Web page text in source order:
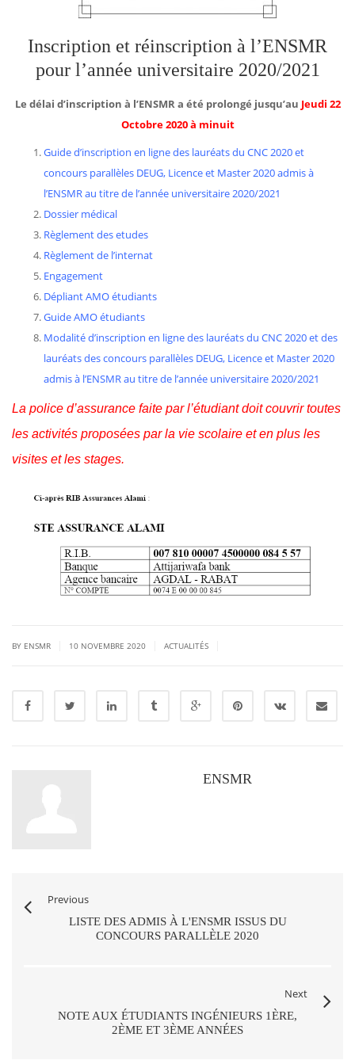
Inscription et réinscription à l’ENSMR
pour l’année universitaire 2020/2021
Le délai d’inscription à l’ENSMR a été prolongé jusqu’au Jeudi 22
Octobre 2020 à minuit
Guide d’inscription en ligne des lauréats du CNC 2020 et
concours parallèles DEUG, Licence et Master 2020 admis à
l’ENSMR au titre de l’année universitaire 2020/2021
Dossier médical
Règlement des etudes
Règlement de l’internat
Engagement
Dépliant AMO étudiants
Guide AMO étudiants
Modalité d’inscription en ligne des lauréats du CNC 2020 et des
lauréats des concours parallèles DEUG, Licence et Master 2020
admis à l’ENSMR au titre de l’année universitaire 2020/2021
La police d’assurance faite par l’étudiant doit couvrir toutes
les activités proposées par la vie scolaire et en plus les
visites et les stages.
BY ENSMR 10 NOVEMBRE 2020 ACTUALITÉS
ENSMR
Previous
LISTE DES ADMIS À L'ENSMR ISSUS DU
CONCOURS PARALLÈLE 2020
Next
NOTE AUX ÉTUDIANTS INGÉNIEURS 1ÈRE,
2ÈME ET 3ÈME ANNÉES